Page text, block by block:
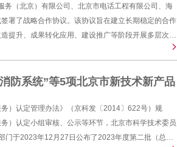
务（北京）有限公司、北京市电话工程有限公司、海
署了战略合作协议。该协议旨在建立长期稳定的合作
提升、成果转化应用、建设推广等阶段开展多层次、
的行业应用新业态业务，促进数字经济发展，实现互
防系统”等5项北京市新技术新产品
）认定管理办法》（京科发〔2014〕622号）规
）认定小组审核、公示等环节，北京市科学技术委员
门于2023年12月27日公布了2023年度第二批（总第